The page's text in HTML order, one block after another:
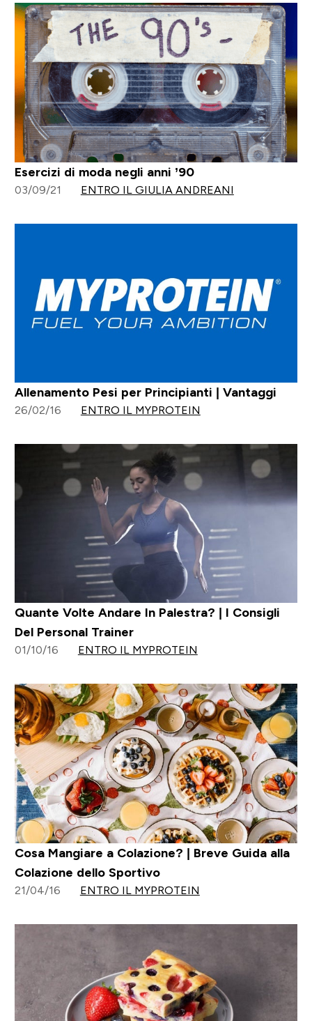
Esercizi di moda negli anni ’90
03/09/21 ENTRO IL GIULIA ANDREANI
Allenamento Pesi per Principianti | Vantaggi
26/02/16 ENTRO IL MYPROTEIN
Quante Volte Andare In Palestra? | I Consigli
Del Personal Trainer
01/10/16 ENTRO IL MYPROTEIN
Cosa Mangiare a Colazione? | Breve Guida alla
Colazione dello Sportivo
21/04/16 ENTRO IL MYPROTEIN